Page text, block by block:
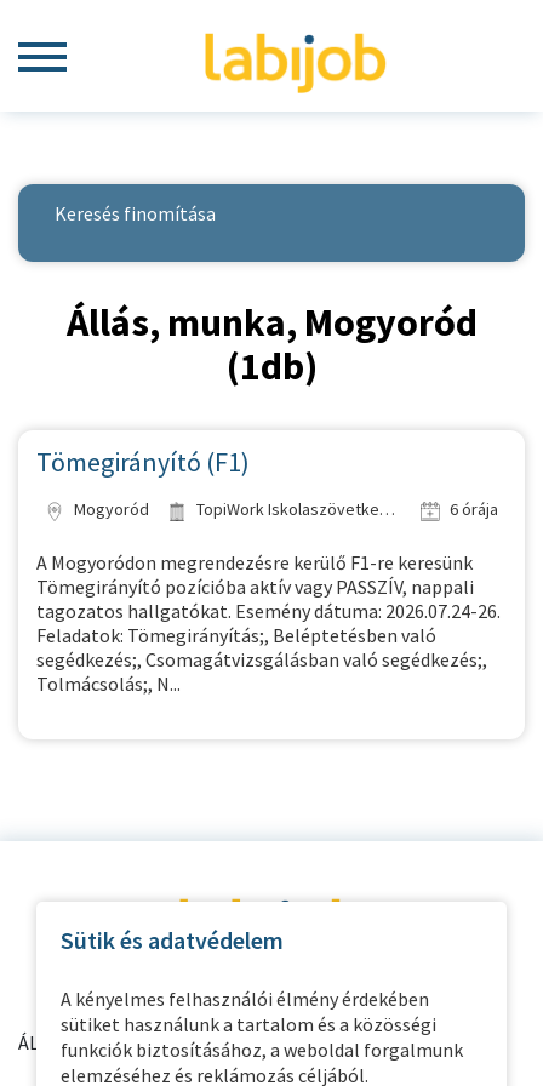
Állás, munka, Mogyoród
(1db)
Tömegirányító (F1)
Mogyoród TopiWork Iskolaszövetkezet 6 órája
A Mogyoródon megrendezésre kerülő F1-re keresünk
Tömegirányító pozícióba aktív vagy PASSZÍV, nappali
tagozatos hallgatókat. Esemény dátuma: 2026.07.24-26.
Feladatok: Tömegirányítás;, Beléptetésben való
segédkezés;, Csomagátvizsgálásban való segédkezés;,
Tolmácsolás;, N...
Keresés finomítása
ÁLTALÁNOS INFORMÁCIÓK PARTNER OLDALAK
Sütik és adatvédelem
A kényelmes felhasználói élmény érdekében
sütiket használunk a tartalom és a közösségi
funkciók biztosításához, a weboldal forgalmunk
elemzéséhez és reklámozás céljából.